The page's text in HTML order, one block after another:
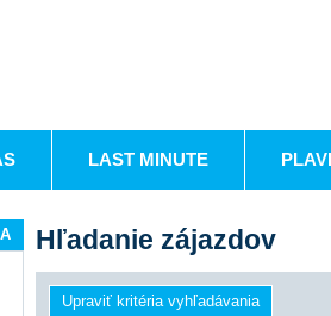
LAST MINUTE
Hľadanie zájazdov